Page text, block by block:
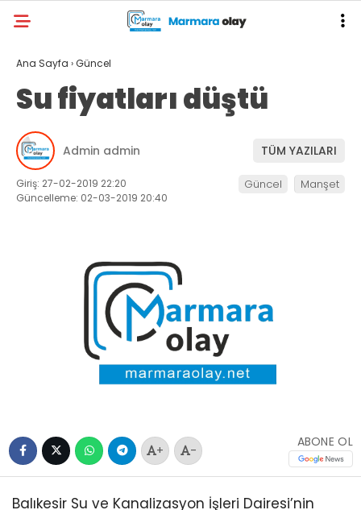
Ana Sayfa ›Güncel
Su fiyatları düştü
Admin admin TÜM YAZILARI
Giriş: 27-02-2019 22:20
Güncelleme: 02-03-2019 20:40
Güncel Manşet
+ -
ABONE OL
Balıkesir Su ve Kanalizasyon İşleri Dairesi’nin